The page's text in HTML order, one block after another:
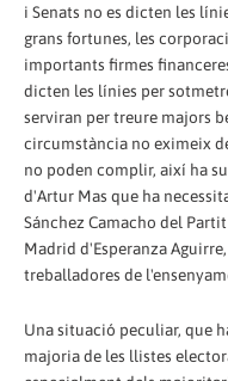
i Senats no es dicten les
grans fortunes, les
importants firmes
dicten les línies per
serviran per treure majors
circumstància no eximeix
no poden complir, així ha
d'Artur Mas que ha
Sánchez Camacho del
Madrid d'Esperanza
treballadores de
Una situació peculiar, que
majoria de les llistes